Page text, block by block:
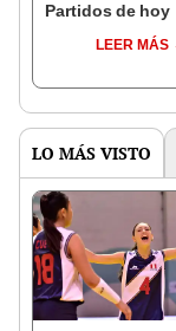
Partidos de hoy
LEER MÁS
LO MÁS VISTO